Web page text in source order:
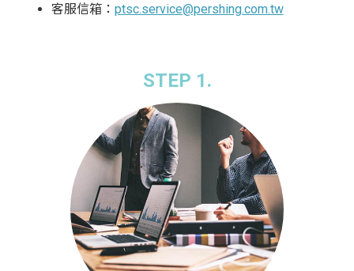
客服信箱： ptsc.service@pershing.com.tw
STEP 1.